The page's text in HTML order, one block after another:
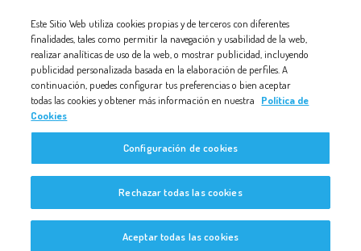
accesibilidad.Nuestros Productos
Este Sitio Web utiliza cookies propias y de terceros con diferentes
finalidades, tales como permitir la navegación y usabilidad de la web,
realizar analíticas de uso de la web, o mostrar publicidad, incluyendo
publicidad personalizada basada en la elaboración de perfiles. A
continuación, puedes configurar tus preferencias o bien aceptar
todas las cookies y obtener más información en nuestra
Política de
Cookies
Configuración de cookies
Rechazar todas las cookies
Aceptar todas las cookies